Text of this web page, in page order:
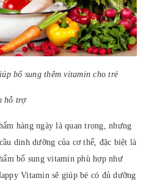
bổ sung thêm vitamin cho trẻ
hỗ trợ
hàng ngày là quan trọng, nhưng
dinh dưỡng của cơ thể, đặc biệt là
bổ sung vitamin phù hợp như
Vitamin sẽ giúp bé có đủ dưỡng